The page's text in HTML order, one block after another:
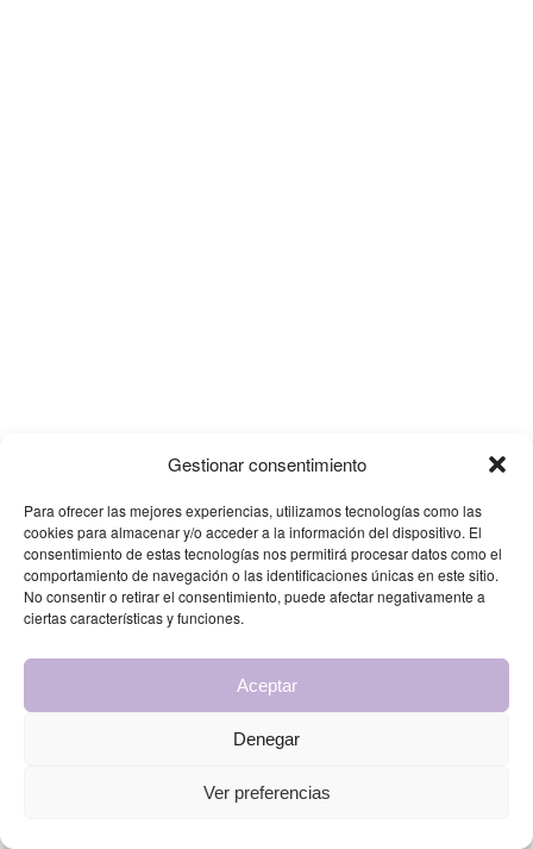
Gestionar consentimiento
Para ofrecer las mejores experiencias, utilizamos tecnologías como las
cookies para almacenar y/o acceder a la información del dispositivo. El
consentimiento de estas tecnologías nos permitirá procesar datos como el
comportamiento de navegación o las identificaciones únicas en este sitio.
No consentir o retirar el consentimiento, puede afectar negativamente a
ciertas características y funciones.
Aceptar
Denegar
Ver preferencias